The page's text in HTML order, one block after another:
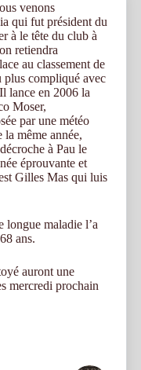
venons
qui fut président du
à le tête du club à
retiendra
au classement de
plus compliqué avec
lance en 2006 la
Moser,
par une météo
même année,
à Pau le
éprouvante et
Gilles Mas qui luis
longue maladie l’a
ans.
auront une
mercredi prochain